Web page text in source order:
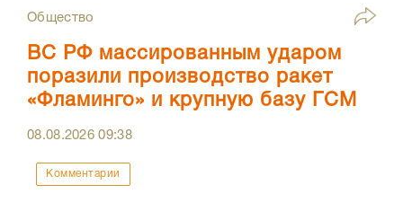
Общество
ВС РФ массированным ударом
поразили производство ракет
«Фламинго» и крупную базу ГСМ
08.08.202609:38
Комментарии